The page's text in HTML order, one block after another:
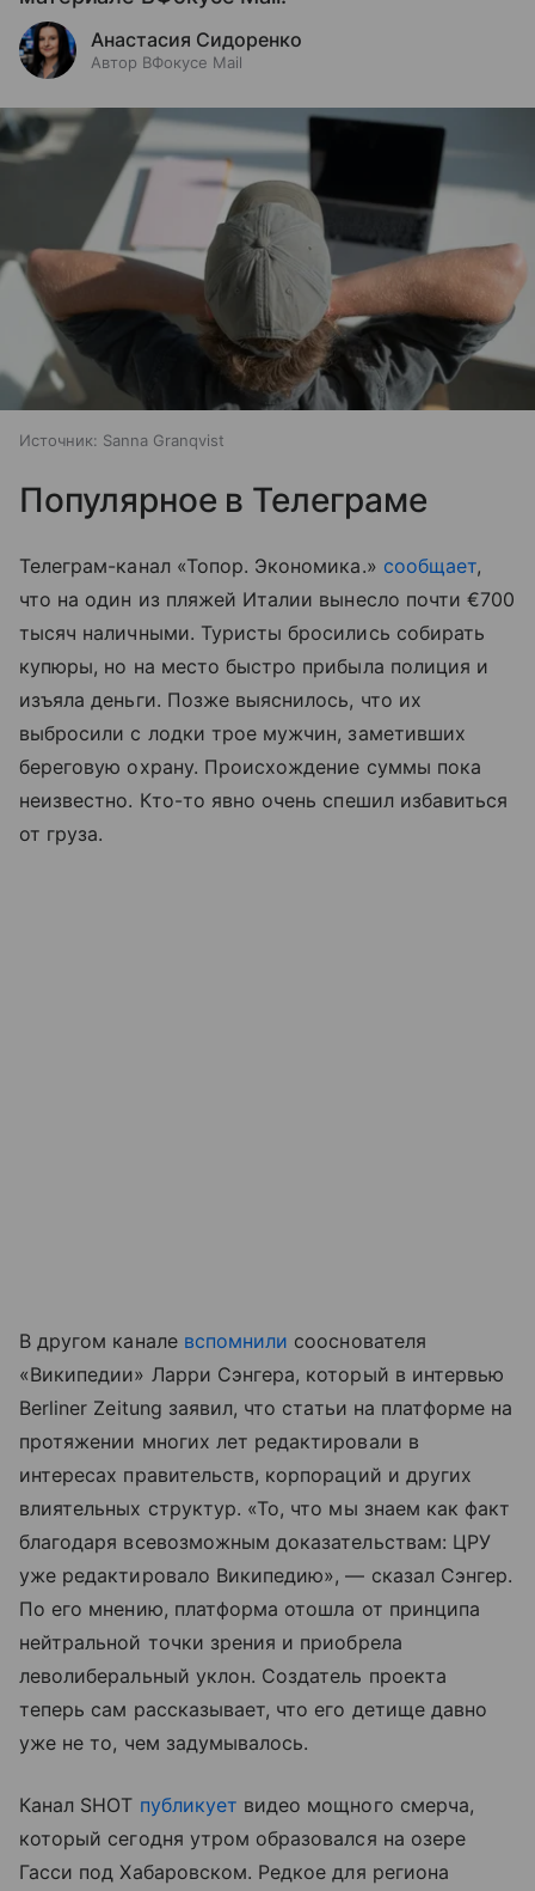
Анастасия Сидоренко
Автор ВФокусе Mail
Источник: Sanna Granqvist
Популярное в Телеграме
Телеграм-канал «Топор. Экономика.» сообщает,
что на один из пляжей Италии вынесло почти €700
тысяч наличными. Туристы бросились собирать
купюры, но на место быстро прибыла полиция и
изъяла деньги. Позже выяснилось, что их
выбросили с лодки трое мужчин, заметивших
береговую охрану. Происхождение суммы пока
неизвестно. Кто-то явно очень спешил избавиться
от груза.
В другом канале вспомнили сооснователя
«Википедии» Ларри Сэнгера, который в интервью
Berliner Zeitung заявил, что статьи на платформе на
протяжении многих лет редактировали в
интересах правительств, корпораций и других
влиятельных структур. «То, что мы знаем как факт
благодаря всевозможным доказательствам: ЦРУ
уже редактировало Википедию», — сказал Сэнгер.
По его мнению, платформа отошла от принципа
нейтральной точки зрения и приобрела
леволиберальный уклон. Создатель проекта
теперь сам рассказывает, что его детище давно
уже не то, чем задумывалось.
Канал SHOT публикует видео мощного смерча,
который сегодня утром образовался на озере
Гасси под Хабаровском. Редкое для региона